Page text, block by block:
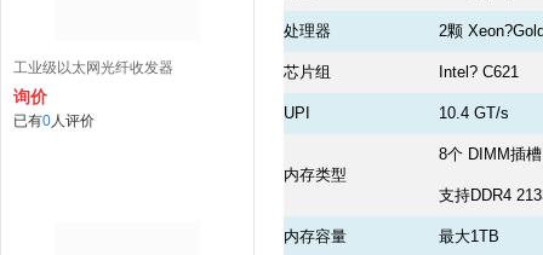
工业级以太网光纤收发器
询价
已有0人评价
处理器 2颗
芯片组 Intel? C621
UPI 10.4 GT/s
内存类型
8个 DIMM插槽
支持DDR4
内存容量 最大1TB